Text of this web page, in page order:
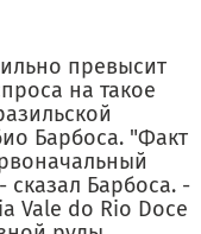
превысит
на такое
Барбоса. "Факт
сказал Барбоса. -
Vale do Rio Doce